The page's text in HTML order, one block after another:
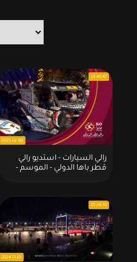
رالي السيارات - استديو رالي
قطر باها الدولي - الموسم -
01:40:47
2025.02.08
01:24:10
2024.11.01